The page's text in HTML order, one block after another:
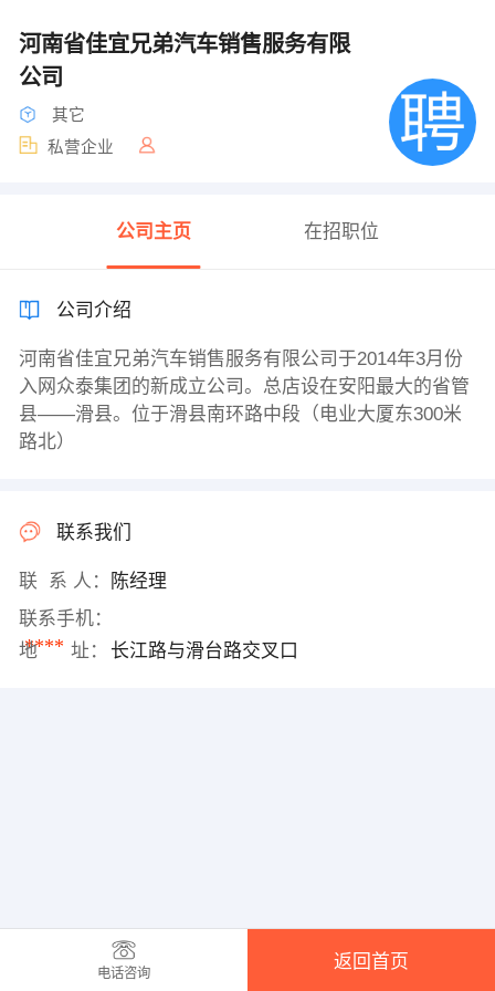
河南省佳宜兄弟汽车销售服务有限
公司
其它
私营企业
公司主页 在招职位
公司介绍
河南省佳宜兄弟汽车销售服务有限公司于2014年3月份
入网众泰集团的新成立公司。总店设在安阳最大的省管
县——滑县。位于滑县南环路中段（电业大厦东300米
路北）
联系我们
联 系 人：
陈经理
联系手机：
****
地 址： 长江路与滑台路交叉口
电话咨询
返回首页